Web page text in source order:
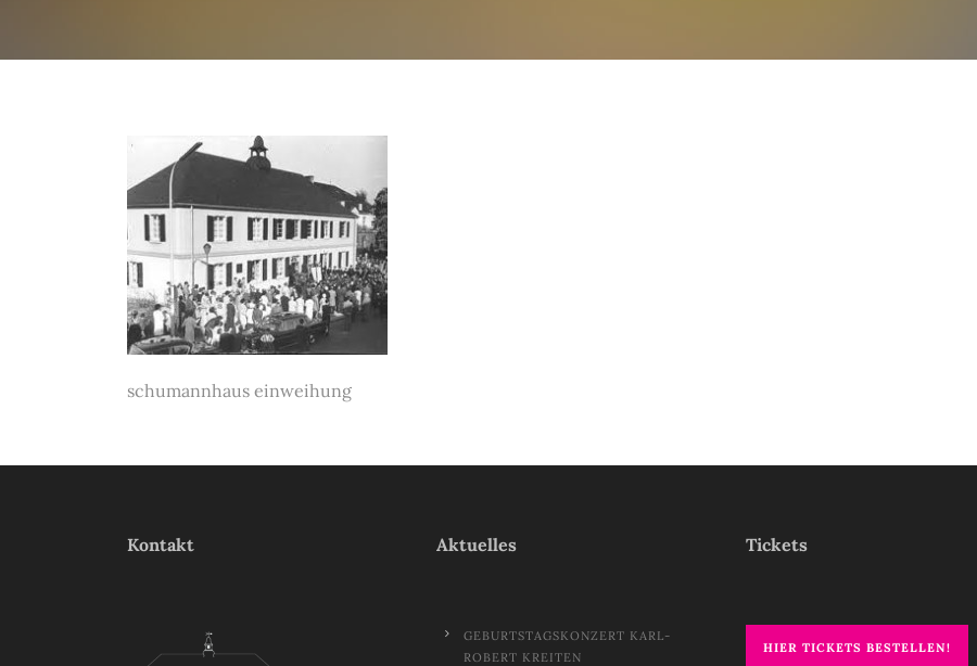
schumannhaus einweihung
Kontakt Aktuelles
GEBURTSTAGSKONZERT KARL-
ROBERT KREITEN
Tickets
HIER TICKETS BESTELLEN!